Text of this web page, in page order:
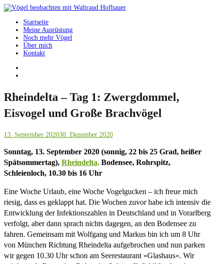
Springe
Inhalt
Vögel beobachten mit Waltraud Hofbauer
Startseite
Meine Ausrüstung
Noch mehr Vögel
Über mich
Kontakt
Rheindelta – Tag 1: Zwergdommel,
Eisvogel und Große Brachvögel
13. September 202030. Dezember 2020
Sonntag, 13. September 2020 (sonnig, 22 bis 25 Grad, heißer
Spätsommertag), Rheindelta, Bodensee, Rohrspitz,
Schleienloch, 10.30 bis 16 Uhr
Eine Woche Urlaub, eine Woche Vogelgucken – ich freue mich
riesig, dass es geklappt hat. Die Wochen zuvor habe ich intensiv die
Entwicklung der Infektionszahlen in Deutschland und in Vorarlberg
verfolgt, aber dann sprach nichts dagegen, an den Bodensee zu
fahren. Gemeinsam mit Wolfgang und Markus bin ich um 8 Uhr
von München Richtung Rheindelta aufgebrochen und nun parken
wir gegen 10.30 Uhr schon am Seerestaurant »Glashaus«. Wir